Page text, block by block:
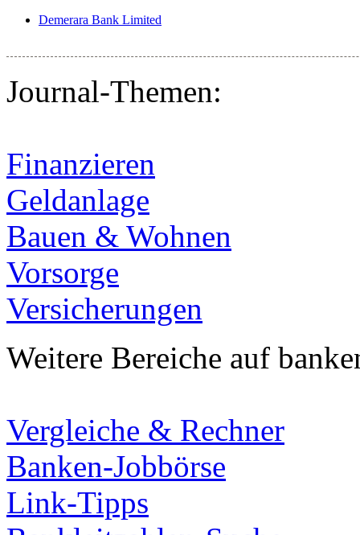
Demerara Bank Limited
Journal-Themen:
Finanzieren
Geldanlage
Bauen & Wohnen
Vorsorge
Versicherungen
Weitere Bereiche auf
Vergleiche & Rechner
Banken-Jobbörse
Link-Tipps